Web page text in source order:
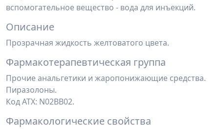
вспомогательное вещество - вода для инъекций.
Описание
Прозрачная жидкость желтоватого цвета.
Фармакотерапевтическая группа
Прочие анальгетики и жаропонижающие средства.
Пиразолоны.
Код АТХ: N02BB02.
Фармакологические свойства